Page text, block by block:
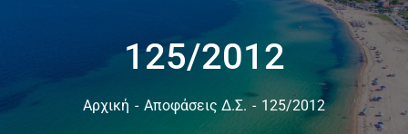
125/2012
Αρχική Αποφάσεις Δ.Σ. 125/2012